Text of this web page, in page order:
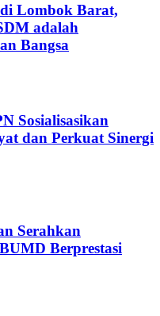
Lombok Barat,
adalah
Bangsa
Sosialisasikan
dan Perkuat Sinergi
Serahkan
Berprestasi